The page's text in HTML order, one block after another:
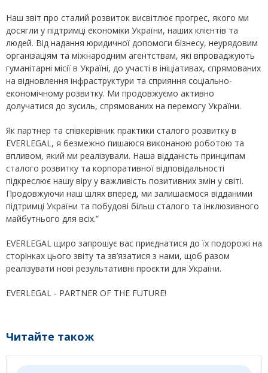
Наш звіт про сталий розвиток висвітлює прогрес, якого ми
досягли у підтримці економіки України, наших клієнтів та
людей. Від надання юридичної допомоги бізнесу, неурядовим
організаціям та міжнародним агентствам, які впроваджують
гуманітарні місії в Україні, до участі в ініціативах, спрямованих
на відновлення інфраструктури та сприяння соціально-
економічному розвитку. Ми продовжуємо активно
долучатися до зусиль, спрямованих на перемогу України.
Як партнер та співкерівник практики сталого розвитку в
EVERLEGAL, я безмежно пишаюся виконаною роботою та
впливом, який ми реалізували. Наша відданість принципам
сталого розвитку та корпоративної відповідальності
підкреслює нашу віру у важливість позитивних змін у світі.
Продовжуючи наш шлях вперед, ми залишаємося відданими
підтримці України та побудові більш сталого та інклюзивного
майбутнього для всіх.”
EVERLEGAL щиро запрошує вас приєднатися до їх подорожі на
сторінках цього звіту та зв’язатися з нами, щоб разом
реалізувати нові результативні проєкти для України.
EVERLEGAL - PARTNER OF THE FUTURE!
Читайте також